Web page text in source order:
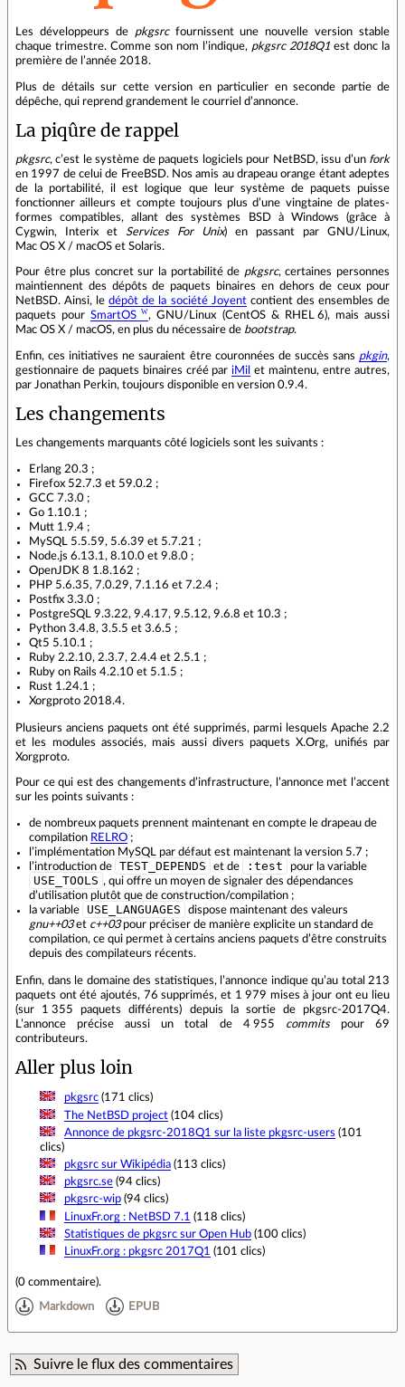
Les développeurs de pkgsrcfournissent une nouvelle version stable
chaque trimestre. Comme son nom l’indique, pkgsrc 2018Q1 est donc la
première de l’année 2018.
Plus de détails sur cette version en particulier en seconde partie de
dépêche, qui reprend grandement le courriel d’annonce.
La piqûre de rappel
pkgsrc, c’est le système de paquets logiciels pour NetBSD, issu d’un fork
en 1997 de celui de FreeBSD. Nos amis au drapeau orange étant adeptes
de la portabilité, il est logique que leur système de paquets puisse
fonctionner ailleurs et compte toujours plus d’une vingtaine de plates‐
formes compatibles, allant des systèmes BSD à Windows (grâce à
Cygwin, Interix et Services For Unix) en passant par GNU/Linux,
Mac OS X / macOS et Solaris.
Pour être plus concret sur la portabilité de pkgsrc, certaines personnes
maintiennent des dépôts de paquets binaires en dehors de ceux pour
NetBSD. Ainsi, ledépôt de la société Joyentcontient des ensembles de
paquets pourSmartOS
, GNU/Linux (CentOS & RHEL 6), mais aussi
Mac OS X / macOS, en plus du nécessaire de bootstrap.
Enfin, ces initiatives ne sauraient être couronnées de succès sans pkgin,
gestionnaire de paquets binaires créé pariMil et maintenu, entre autres,
par Jonathan Perkin, toujours disponible en version 0.9.4.
Les changements
Les changements marquants côté logiciels sont les suivants :
Erlang 20.3 ;
Firefox 52.7.3 et 59.0.2 ;
GCC 7.3.0 ;
Go 1.10.1 ;
Mutt 1.9.4 ;
MySQL 5.5.59, 5.6.39 et 5.7.21 ;
Node.js 6.13.1, 8.10.0 et 9.8.0 ;
OpenJDK 8 1.8.162 ;
PHP 5.6.35, 7.0.29, 7.1.16 et 7.2.4 ;
Postfix 3.3.0 ;
PostgreSQL 9.3.22, 9.4.17, 9.5.12, 9.6.8 et 10.3 ;
Python 3.4.8, 3.5.5 et 3.6.5 ;
Qt5 5.10.1 ;
Ruby 2.2.10, 2.3.7, 2.4.4 et 2.5.1 ;
Ruby on Rails 4.2.10 et 5.1.5 ;
Rust 1.24.1 ;
Xorgproto 2018.4.
Plusieurs anciens paquets ont été supprimés, parmi lesquels Apache 2.2
et les modules associés, mais aussi divers paquets X.Org, unifiés par
Xorgproto.
Pour ce qui est des changements d’infrastructure, l’annonce met l’accent
sur les points suivants :
de nombreux paquets prennent maintenant en compte le drapeau de
compilation RELRO ;
l’implémentation MySQL par défaut est maintenant la version 5.7 ;
l’introduction de
TEST_DEPENDS et de :test pour la variable
USE_TOOLS , qui offre un moyen de signaler des dépendances
d’utilisation plutôt que de construction/compilation ;
la variable
USE_LANGUAGES
dispose maintenant des valeurs
gnu++03et c++03pour préciser de manière explicite un standard de
compilation, ce qui permet à certains anciens paquets d’être construits
depuis des compilateurs récents.
Enfin, dans le domaine des statistiques, l’annonce indique qu’au total 213
paquets ont été ajoutés, 76 supprimés, et 1 979 mises à jour ont eu lieu
(sur 1 355 paquets différents) depuis la sortie de pkgsrc-2017Q4.
L’annonce précise aussi un total de 4 955
commitspour 69
contributeurs.
Aller plus loin
pkgsrc(171 clics)
The NetBSD project(104 clics)
Annonce de pkgsrc-2018Q1 sur la liste pkgsrc-users (101
clics)
pkgsrc sur Wikipédia(113 clics)
pkgsrc.se(94 clics)
pkgsrc-wip(94 clics)
LinuxFr.org : NetBSD 7.1 (118 clics)
Statistiques de pkgsrc sur Open Hub(100 clics)
LinuxFr.org : pkgsrc 2017Q1 (101 clics)
(0 commentaire).
Markdown EPUB
Suivre le flux des commentaires